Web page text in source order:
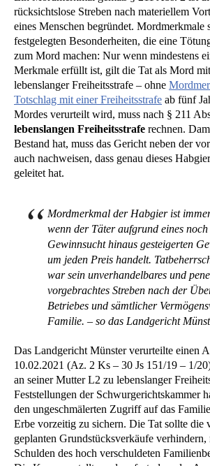
rücksichtslose Streben nach materiellem
eines Menschen begründet. Mordmerkmale
festgelegten Besonderheiten, die eine
zum Mord machen: Nur wenn mindestens
Merkmale erfüllt ist, gilt die Tat als Mord
lebenslanger Freiheitsstrafe – ohne
Totschlag mit einer Freiheitsstrafe ab fünf
Mordes verurteilt wird, muss nach § 211
lebenslangen Freiheitsstrafe rechnen.
Bestand hat, muss das Gericht neben der
auch nachweisen, dass genau dieses
geleitet hat.
Mordmerkmal der Habgier ist
wenn der Täter aufgrund eines
Gewinnsucht hinaus gesteigerten
um jeden Preis handelt.
war sein unverhandelbares und
vorgebrachtes Streben nach der
Betriebes und sämtlicher
Familie. – so das Landgericht
Das Landgericht Münster verurteilte einen
10.02.2021 (Az. 2 Ks – 30 Js 151/19 – 1/
an seiner Mutter L2 zu lebenslanger
Feststellungen der Schwurgerichtskammer
den ungeschmälerten Zugriff auf das
Erbe vorzeitig zu sichern. Die Tat sollte die
geplanten Grundstücksverkäufe verhindern,
Schulden des hoch verschuldeten